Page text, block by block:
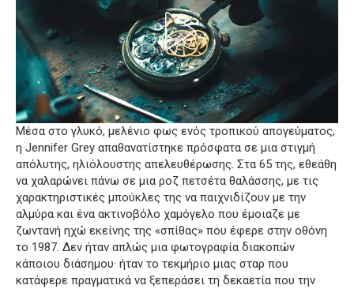
Μέσα στο γλυκό, μελένιο φως ενός τροπικού απογεύματος,
η Jennifer Grey απαθανατίστηκε πρόσφατα σε μια στιγμή
απόλυτης, ηλιόλουστης απελευθέρωσης. Στα 65 της, εθεάθη
να χαλαρώνει πάνω σε μια ροζ πετσέτα θαλάσσης, με τις
χαρακτηριστικές μπούκλες της να παιχνιδίζουν με την
αλμύρα και ένα ακτινοβόλο χαμόγελο που έμοιαζε με
ζωντανή ηχώ εκείνης της «σπίθας» που έφερε στην οθόνη
το 1987. Δεν ήταν απλώς μια φωτογραφία διακοπών
κάποιου διάσημου· ήταν το τεκμήριο μιας σταρ που
κατάφερε πραγματικά να ξεπεράσει τη δεκαετία που την